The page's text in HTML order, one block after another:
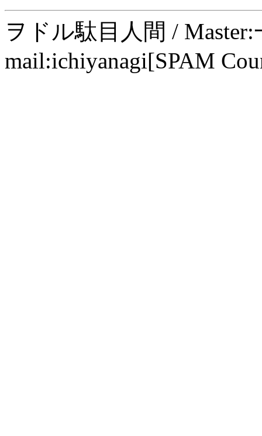
ヲドル駄目人間 /
mail:ichiyanagi[SPAM